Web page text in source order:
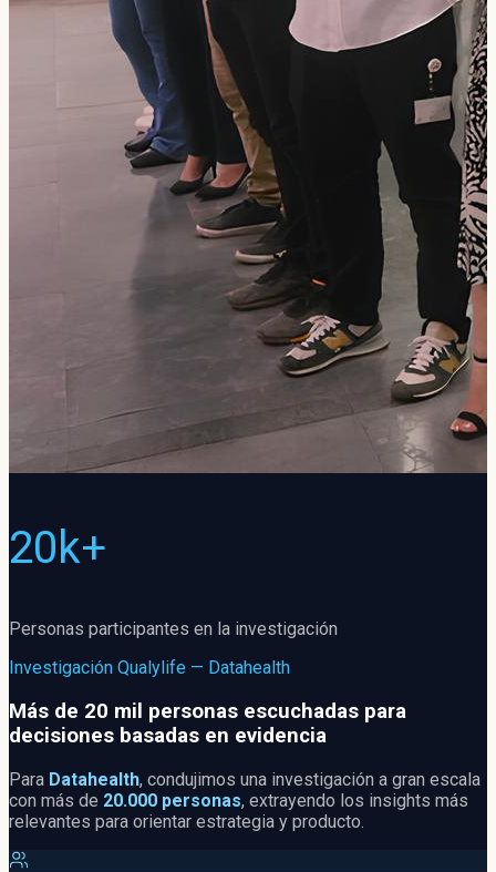
20k+
Personas participantes en la investigación
Investigación Qualylife — Datahealth
Más de 20 mil personas escuchadas para
decisiones basadas en evidencia
Para Datahealth, condujimos una investigación a gran escala
con más de 20.000 personas, extrayendo los insights más
relevantes para orientar estrategia y producto.